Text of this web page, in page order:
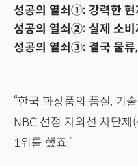
성공의 열쇠①: 강력한 현
성공의 열쇠②: 실제 소비
성공의 열쇠③: 결국 물류
“한국 화장품의 품질, 기
NBC 선정 자외선 차단제
1위를 했죠.”